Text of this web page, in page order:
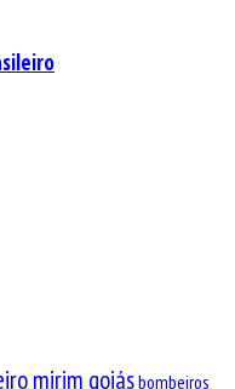
mirim goiásbombeiros